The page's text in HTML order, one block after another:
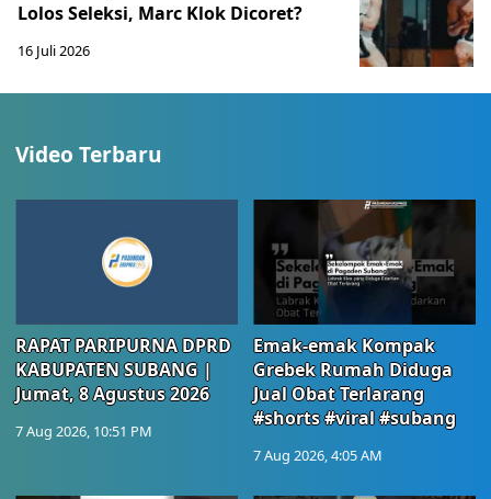
Lolos Seleksi, Marc Klok Dicoret?
16 Juli 2026
Video Terbaru
RAPAT PARIPURNA DPRD
KABUPATEN SUBANG |
Jumat, 8 Agustus 2026
7 Aug 2026, 10:51 PM
Emak-emak Kompak
Grebek Rumah Diduga
Jual Obat Terlarang
#shorts #viral #subang
7 Aug 2026, 4:05 AM